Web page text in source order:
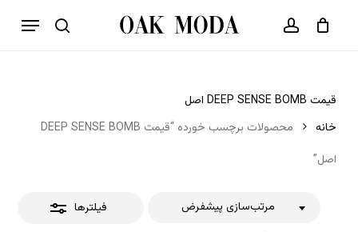
جستجو حساب کاربری
فهرست
سبد خرید بستن
قیمت DEEP SENSE BOMB اصل
خانه
محصولات برچسب خورده “قیمت DEEP SENSE BOMB
اصل”
فیلترها
مرتب‌سازی پیشفرض
بستن